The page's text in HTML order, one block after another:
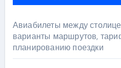
Авиабилеты между
варианты маршрутов,
планированию поездки